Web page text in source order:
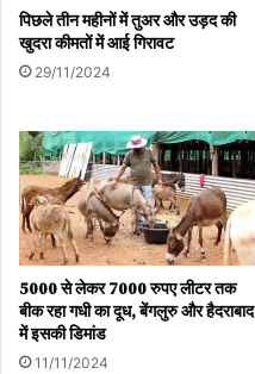
पिछले तीन महीनों में तुअर और उड़द की
खुदरा कीमतों में आई गिरावट
29/11/2024
5000 से लेकर 7000 रुपए लीटर तक
बीक रहा गधी का दूध, बेंगलुरु और हैदराबाद
में इसकी डिमांड
11/11/2024